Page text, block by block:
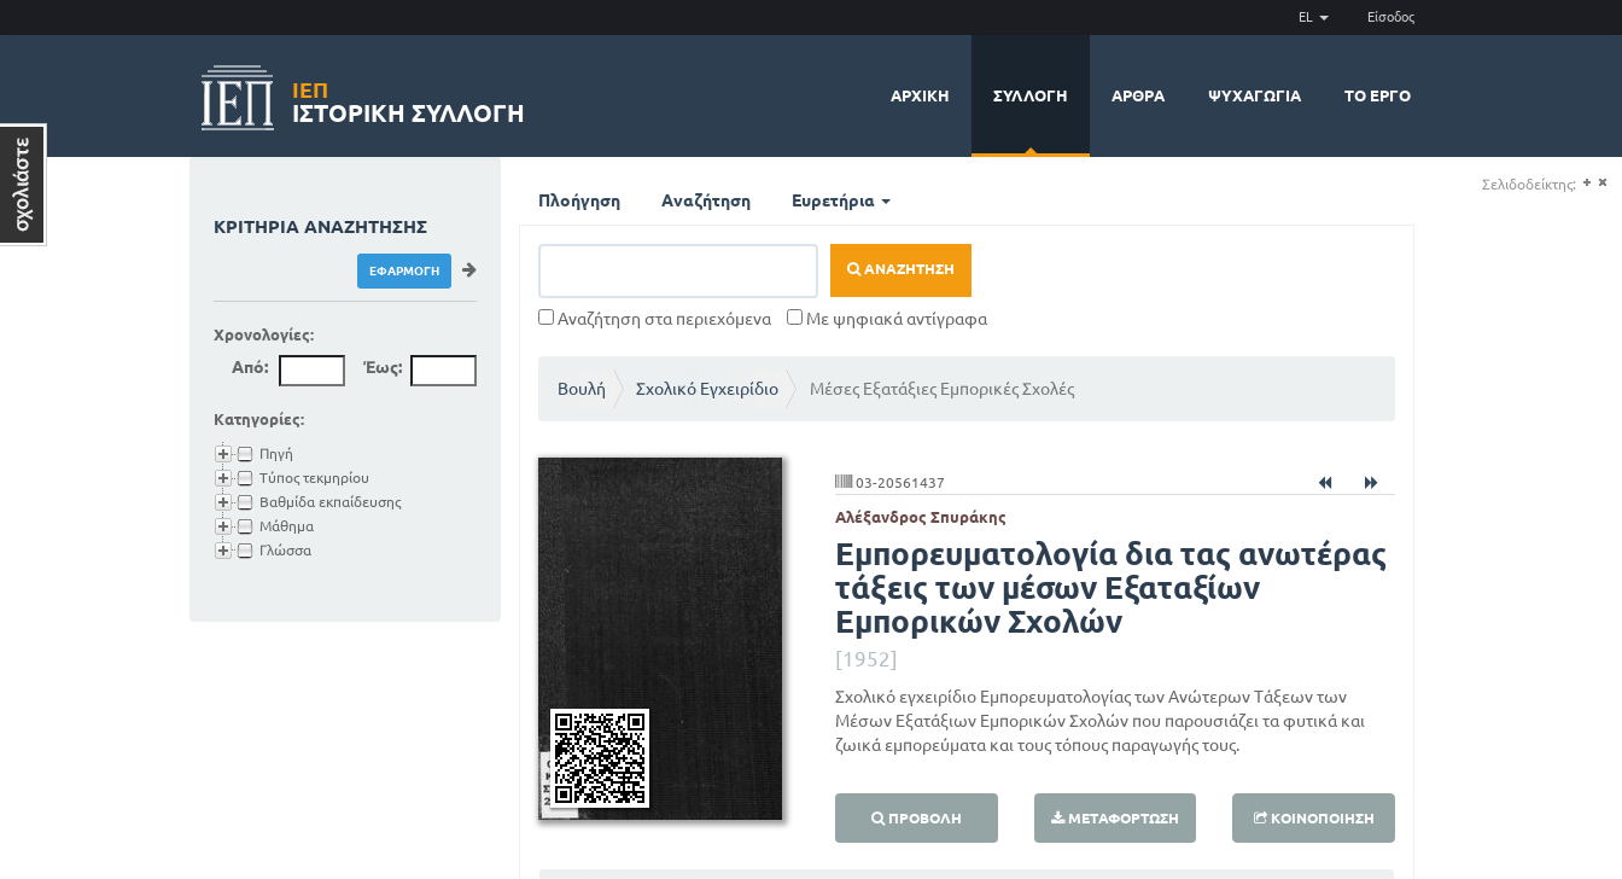
EL Είσοδος
ΙΕΠ
ΙΣΤΟΡΙΚΉ ΣΥΛΛΟΓΉ
ΑΡΧΙΚΉ ΣΥΛΛΟΓΉ ΆΡΘΡΑ ΨΥΧΑΓΩΓΊΑ ΤΟ ΈΡΓΟ
Πλοήγηση Αναζήτηση Ευρετήρια
ΑΝΑΖΉΤΗΣΗ
Αναζήτηση στα περιεχόμενα Με ψηφιακά αντίγραφα
Βουλή Σχολικό Εγχειρίδιο Μέσες Εξατάξιες Εμπορικές Σχολές
03-20561437
Αλέξανδρος Σπυράκης
Εμπορευματολογία δια τας ανωτέρας
τάξεις των μέσων Εξαταξίων
Εμπορικών Σχολών
[1952]
Σχολικό εγχειρίδιο Εμπορευματολογίας των Ανώτερων Τάξεων των
Μέσων Εξατάξιων Εμπορικών Σχολών που παρουσιάζει τα φυτικά και
ζωικά εμπορεύματα και τους τόπους παραγωγής τους.
ΠΡΟΒΟΛΉ ΜΕΤΑΦΌΡΤΩΣΗ ΚΟΙΝΟΠΟΊΗΣΗ
ΚΡΙΤΉΡΙΑ ΑΝΑΖΉΤΗΣΗΣ
Χρονολογίες:
Από: Έως:
Κατηγορίες:
Πηγή
Τύπος τεκμηρίου
Βαθμίδα εκπαίδευσης
Μάθημα
Γλώσσα
Σελιδοδείκτης: